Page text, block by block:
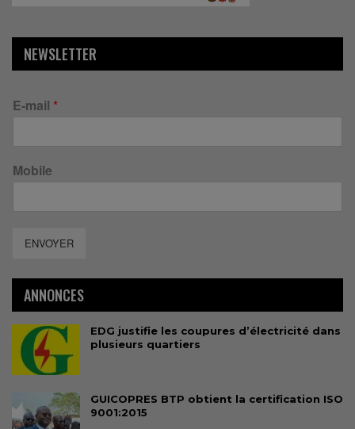
NEWSLETTER
E-mail *
Mobile
ENVOYER
ANNONCES
EDG justifie les coupures d’électricité dans
plusieurs quartiers
GUICOPRES BTP obtient la certification ISO
9001:2015